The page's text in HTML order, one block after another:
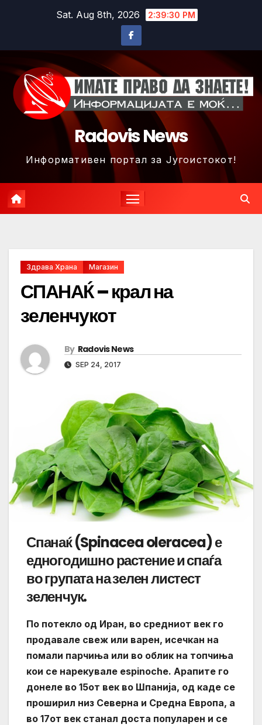
Sat. Aug 8th, 2026 2:39:32 PM
Radovis News
Информативен портал за Југоистокот!
Здрава Храна Магазин
СПАНАЌ – крал на
зеленчукот
By Radovis News
SEP 24, 2017
Спанаќ (Spinacea oleracea) е
едногодишно растение и спаѓа
во групата на зелен листест
зеленчук.
По потекло од Иран, во средниот век го
продавале свеж или варен, исечкан на
помали парчиња или во облик на топчиња
кои се нарекувале espinoche. Арапите го
донеле во 15от век во Шпанија, од каде се
проширил низ Северна и Средна Европа, а
во 17от век станал доста популарен и се